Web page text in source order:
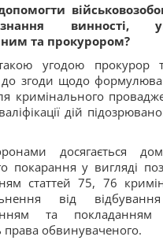
винності,
та прокурором?
угодою прокурор
згоди щодо
кримінального
дій
досягається
покарання у вигляді
статтей 75, 76
від
та
обвинуваченого.